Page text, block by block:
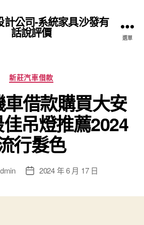
計公司-系統家具沙發有
話說評價 選單
分
類
新莊汽車借款
借款購買大安
吊燈推薦2024
行髮色
文 2024 年 6 月 17 日